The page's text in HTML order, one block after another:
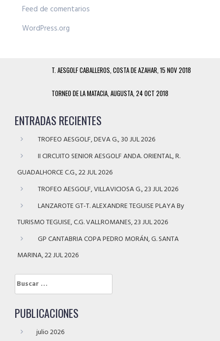
Feed de comentarios
WordPress.org
T. AESGOLF CABALLEROS, COSTA DE AZAHAR, 15 NOV 2018
TORNEO DE LA MATACIA, AUGUSTA, 24 OCT 2018
ENTRADAS RECIENTES
TROFEO AESGOLF, DEVA G., 30 JUL 2026
II CIRCUITO SENIOR AESGOLF ANDA. ORIENTAL, R.
GUADALHORCE C.G., 22 JUL 2026
TROFEO AESGOLF, VILLAVICIOSA G., 23 JUL 2026
LANZAROTE GT-T. ALEXANDRE TEGUISE PLAYA By
TURISMO TEGUISE, C.G. VALLROMANES, 23 JUL 2026
GP CANTABRIA COPA PEDRO MORÁN, G. SANTA
MARINA, 22 JUL 2026
Buscar:
PUBLICACIONES
julio 2026